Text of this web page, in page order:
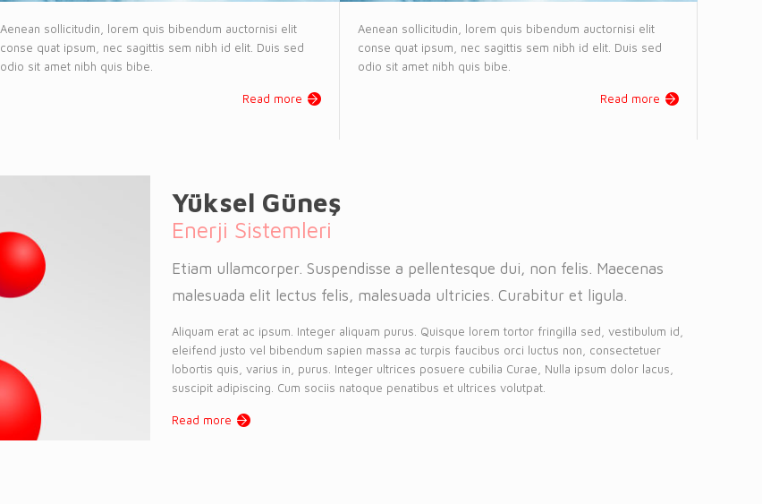
Aenean sollicitudin, lorem quis bibendum auctornisi elit
conse quat ipsum, nec sagittis sem nibh id elit. Duis sed
odio sit amet nibh quis bibe.
Read more
Aenean sollicitudin, lorem quis bibendum auctornisi elit
conse quat ipsum, nec sagittis sem nibh id elit. Duis sed
odio sit amet nibh quis bibe.
Read more
Yüksel Güneş
Enerji Sistemleri
Etiam ullamcorper. Suspendisse a pellentesque dui, non felis. Maecenas
malesuada elit lectus felis, malesuada ultricies. Curabitur et ligula.
Aliquam erat ac ipsum. Integer aliquam purus. Quisque lorem tortor fringilla sed, vestibulum id,
eleifend justo vel bibendum sapien massa ac turpis faucibus orci luctus non, consectetuer
lobortis quis, varius in, purus. Integer ultrices posuere cubilia Curae, Nulla ipsum dolor lacus,
suscipit adipiscing. Cum sociis natoque penatibus et ultrices volutpat.
Read more